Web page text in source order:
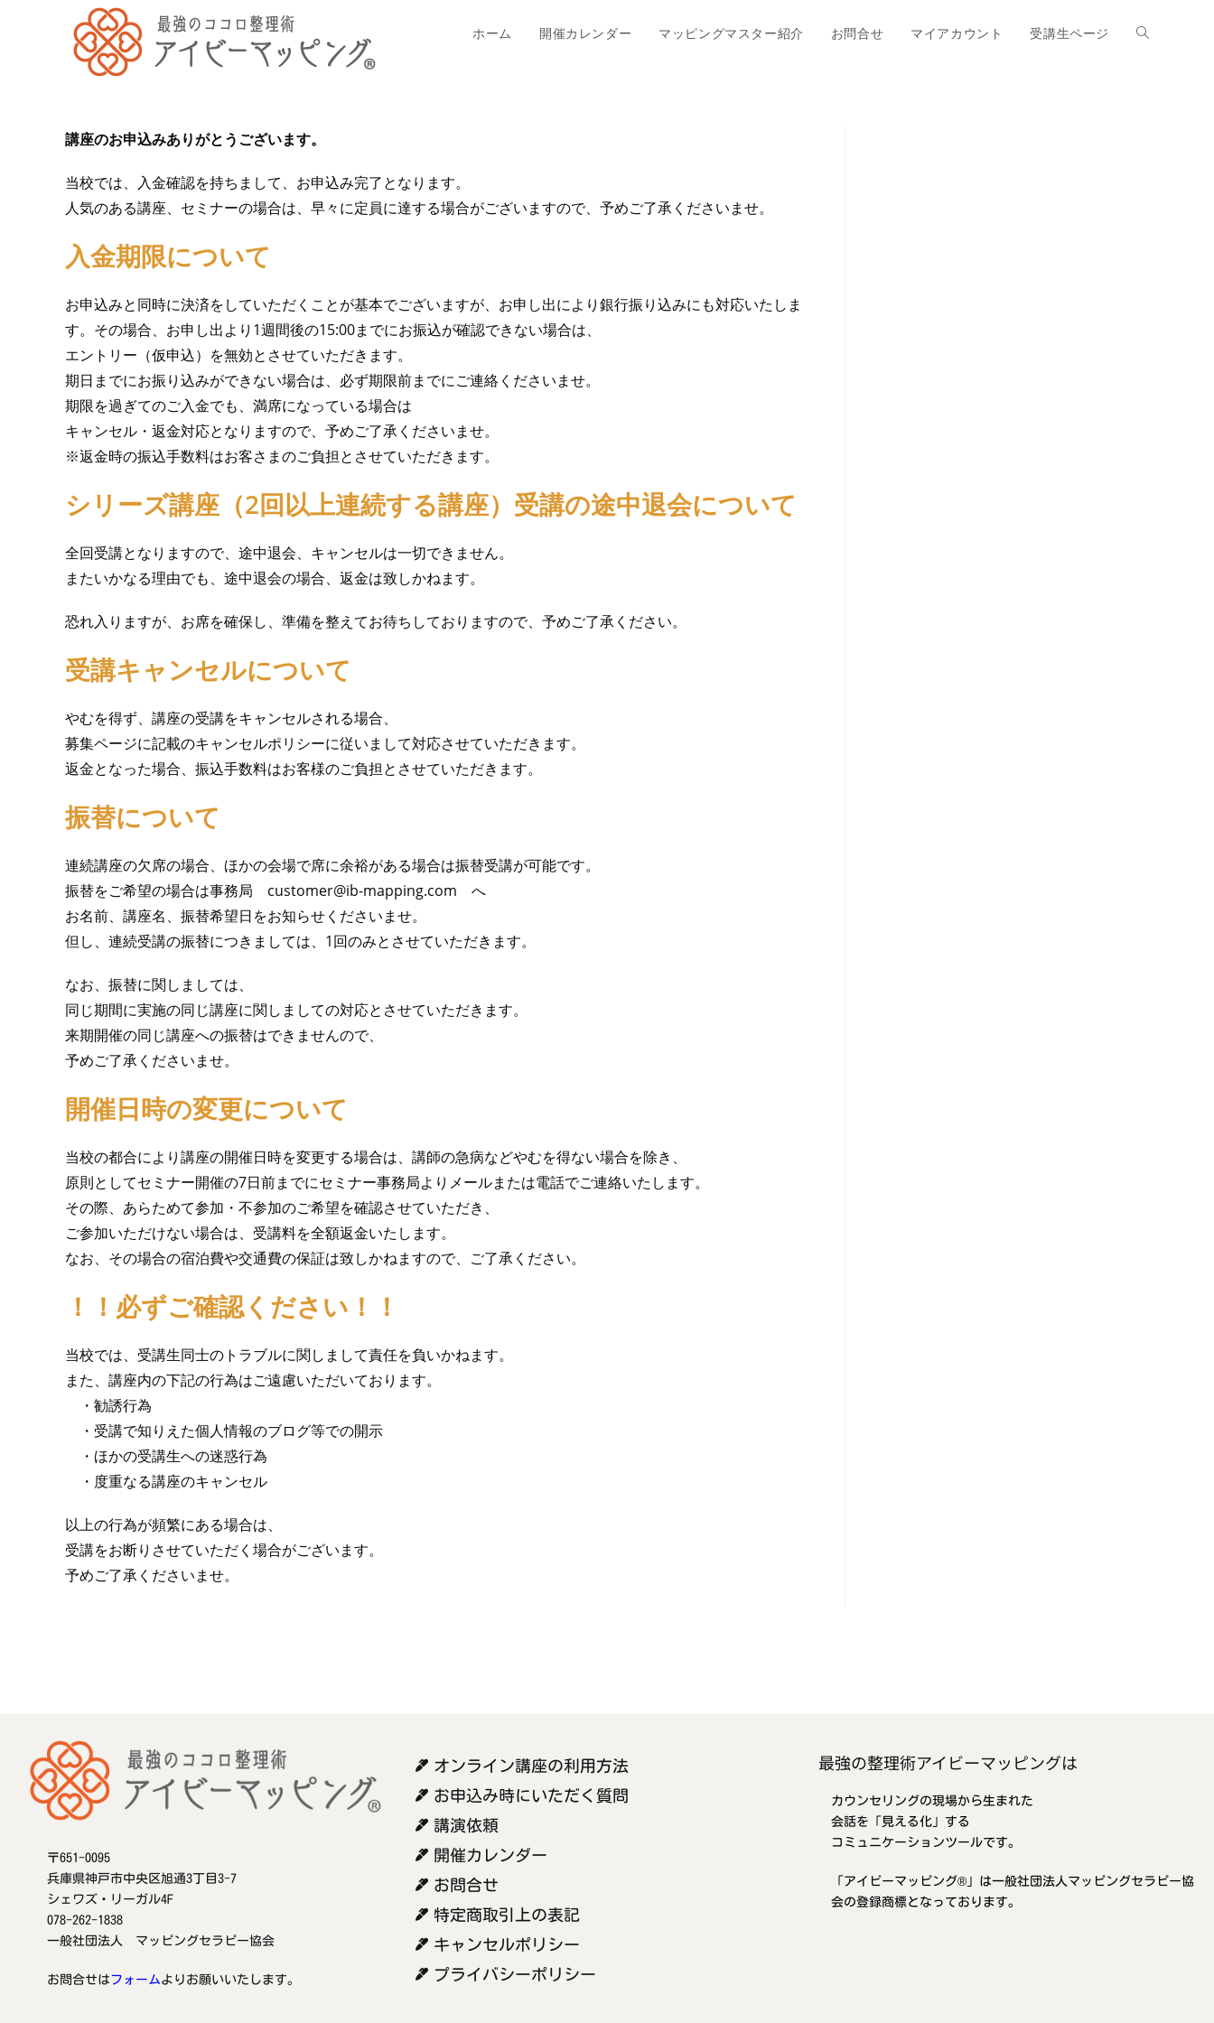
ホーム 開催カレンダー マッピングマスター紹介 お問合せ マイアカウント 受講生ページ
講座のお申込みありがとうございます。
当校では、入金確認を持ちまして、お申込み完了となります。
人気のある講座、セミナーの場合は、早々に定員に達する場合がございますので、予めご了承くださいませ。
入金期限について
お申込みと同時に決済をしていただくことが基本でございますが、お申し出により銀行振り込みにも対応いたしま
す。その場合、お申し出より1週間後の15:00までにお振込が確認できない場合は、
エントリー（仮申込）を無効とさせていただきます。
期日までにお振り込みができない場合は、必ず期限前までにご連絡くださいませ。
期限を過ぎてのご入金でも、満席になっている場合は
キャンセル・返金対応となりますので、予めご了承くださいませ。
※返金時の振込手数料はお客さまのご負担とさせていただきます。
シリーズ講座（2回以上連続する講座）受講の途中退会について
全回受講となりますので、途中退会、キャンセルは一切できません。
またいかなる理由でも、途中退会の場合、返金は致しかねます。
恐れ入りますが、お席を確保し、準備を整えてお待ちしておりますので、予めご了承ください。
受講キャンセルについて
やむを得ず、講座の受講をキャンセルされる場合、
募集ページに記載のキャンセルポリシーに従いまして対応させていただきます。
返金となった場合、振込手数料はお客様のご負担とさせていただきます。
振替について
連続講座の欠席の場合、ほかの会場で席に余裕がある場合は振替受講が可能です。
振替をご希望の場合は事務局 customer@ib-mapping.com へ
お名前、講座名、振替希望日をお知らせくださいませ。
但し、連続受講の振替につきましては、1回のみとさせていただきます。
なお、振替に関しましては、
同じ期間に実施の同じ講座に関しましての対応とさせていただきます。
来期開催の同じ講座への振替はできませんので、
予めご了承くださいませ。
開催日時の変更について
当校の都合により講座の開催日時を変更する場合は、講師の急病などやむを得ない場合を除き、
原則としてセミナー開催の7日前までにセミナー事務局よりメールまたは電話でご連絡いたします。
その際、あらためて参加・不参加のご希望を確認させていただき、
ご参加いただけない場合は、受講料を全額返金いたします。
なお、その場合の宿泊費や交通費の保証は致しかねますので、ご了承ください。
！！必ずご確認ください！！
当校では、受講生同士のトラブルに関しまして責任を負いかねます。
また、講座内の下記の行為はご遠慮いただいております。
・勧誘行為
・受講で知りえた個人情報のブログ等での開示
・ほかの受講生への迷惑行為
・度重なる講座のキャンセル
以上の行為が頻繁にある場合は、
受講をお断りさせていただく場合がございます。
予めご了承くださいませ。
〒651-0095
兵庫県神戸市中央区旭通3丁目3-7
シェワズ・リーガル4F
078-262-1838
一般社団法人 マッピングセラピー協会
お問合せはフォームよりお願いいたします。
オンライン講座の利用方法
お申込み時にいただく質問
講演依頼
開催カレンダー
お問合せ
特定商取引上の表記
キャンセルポリシー
プライバシーポリシー
最強の整理術アイビーマッピングは
カウンセリングの現場から生まれた
会話を「見える化」する
コミュニケーションツールです。
「アイビーマッピング®」は一般社団法人マッピングセラピー協
会の登録商標となっております。